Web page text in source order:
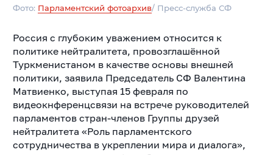
Фото: Парламентский фотоархив/ Пресс-служба СФ
Россия с глубоким уважением относится к
политике нейтралитета, провозглашённой
Туркменистаном в качестве основы внешней
политики, заявила Председатель СФ Валентина
Матвиенко, выступая 15 февраля по
видеокнференцсвязи на встрече руководителей
парламентов стран-членов Группы друзей
нейтралитета «Роль парламентского
сотрудничества в укреплении мира и диалога»,